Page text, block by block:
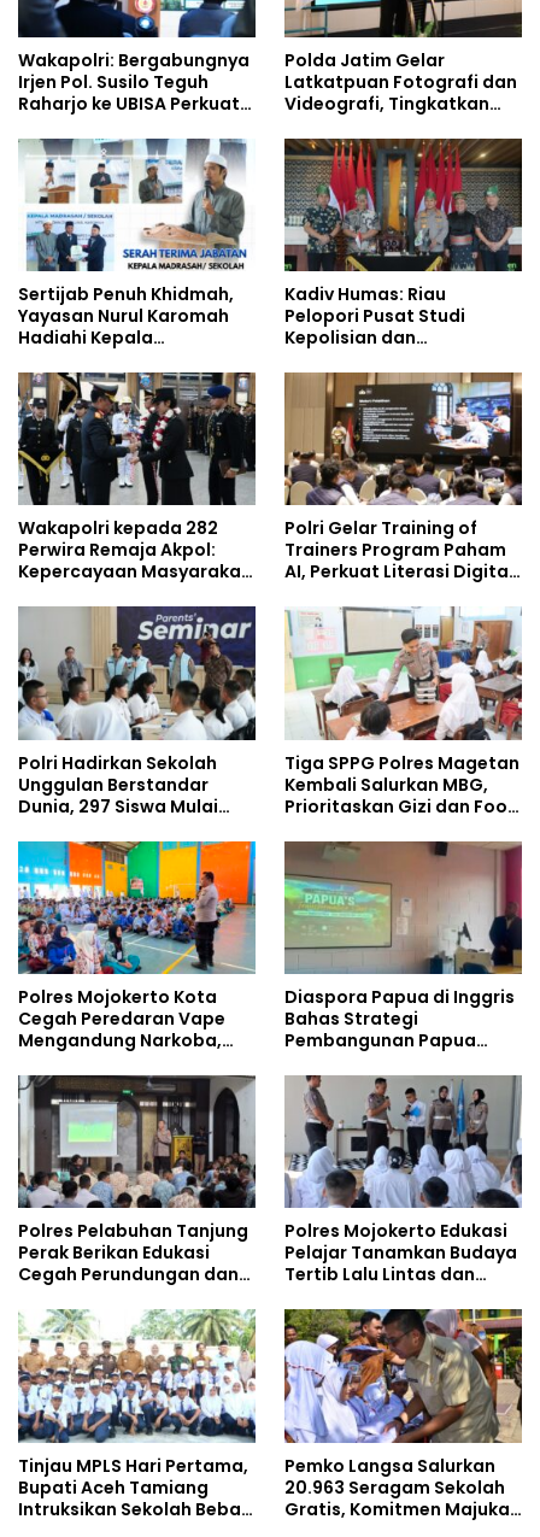
Wakapolri: Bergabungnya
Irjen Pol. Susilo Teguh
Raharjo ke UBISA Perkuat
Studi Kepolisian
Polda Jatim Gelar
Latkatpuan Fotografi dan
Videografi, Tingkatkan
Era Digital
Sertijab Penuh Khidmah,
Yayasan Nurul Karomah
Hadiahi Kepala
Umrah
Kadiv Humas: Riau
Pelopori Pusat Studi
Kepolisian dan
Policing Masuki Babak
Wakapolri kepada 282
Perwira Remaja Akpol:
Kepercayaan Masyarakat
Polri Gelar Training of
Trainers Program Paham
AI, Perkuat Literasi Digital
Polri Hadirkan Sekolah
Unggulan Berstandar
Dunia, 297 Siswa Mulai
Tiga SPPG Polres Magetan
Kembali Salurkan MBG,
Prioritaskan Gizi dan Food
Polres Mojokerto Kota
Cegah Peredaran Vape
Mengandung Narkoba,
Kalangan Remaja
Diaspora Papua di Inggris
Bahas Strategi
Pembangunan Papua
Doktoral Internasional
Polres Pelabuhan Tanjung
Perak Berikan Edukasi
Cegah Perundungan dan
kepada Pelajar MPLS
Polres Mojokerto Edukasi
Pelajar Tanamkan Budaya
Tertib Lalu Lintas dan
Tinjau MPLS Hari Pertama,
Bupati Aceh Tamiang
Intruksikan Sekolah Bebas
Pemko Langsa Salurkan
20.963 Seragam Sekolah
Gratis, Komitmen Majukan